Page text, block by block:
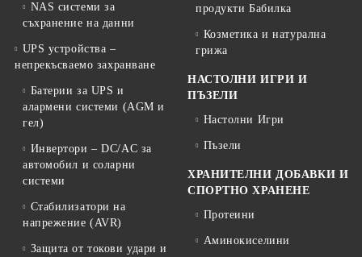
NAS системи за
съхранение на данни
UPS устройства –
непрекъсваемо захранване
Батерии за UPS и
алармени системи (AGM и
гел)
Инвертори – DC/AC за
автомобил и соларни
системи
Стабилизатори на
напрежение (AVR)
Защита от токови удари и
продукти Бабилка
Козметика и натурална
грижа
НАСТОЛНИ ИГРИ И
ПЪЗЕЛИ
Настолни Игри
Пъзели
ХРАНИТЕЛНИ ДОБАВКИ И
СПОРТНО ХРАНЕНЕ
Протеини
Аминокиселини